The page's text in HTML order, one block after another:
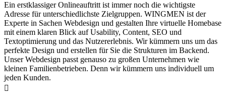
Ein erstklassiger Onlineauftritt ist immer noch die wichtigste
Adresse für unterschiedlichste Zielgruppen. WINGMEN ist der
Experte in Sachen Webdesign und gestalten Ihre virtuelle Homebase
mit einem klaren Blick auf Usability, Content, SEO und
Textoptimierung und das Nutzererlebnis. Wir kümmern uns um das
perfekte Design und erstellen für Sie die Strukturen im Backend.
Unser Webdesign passt genauso zu großen Unternehmen wie
kleinen Familienbetrieben. Denn wir kümmern uns individuell um
jeden Kunden.